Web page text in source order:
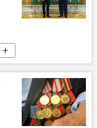
Экономика